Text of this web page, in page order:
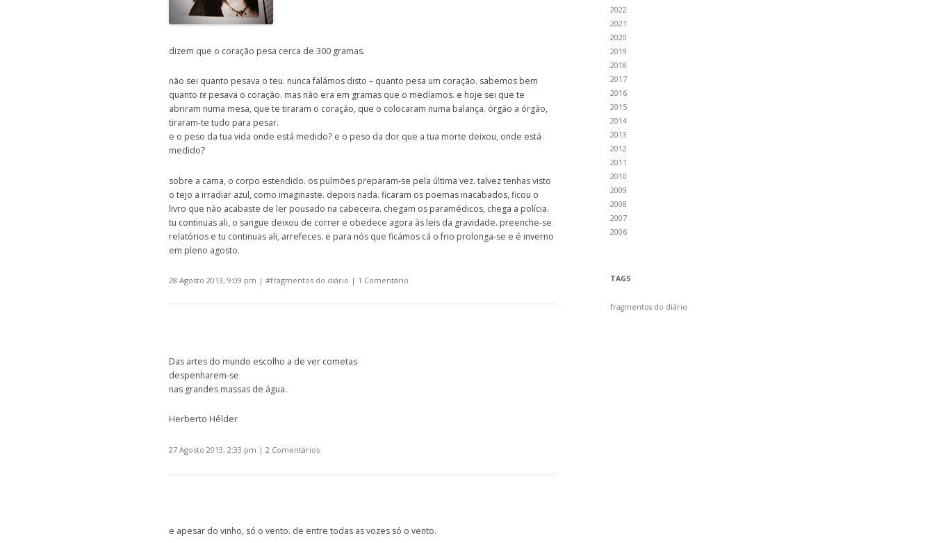
dizem que o coração pesa cerca de 300 gramas.
não sei quanto pesava o teu. nunca falámos disto – quanto pesa um coração. sabemos bem
quanto tepesava o coração. mas não era em gramas que o medíamos. e hoje sei que te
abriram numa mesa, que te tiraram o coração, que o colocaram numa balança. órgão a órgão,
tiraram-te tudo para pesar.
e o peso da tua vida onde está medido? e o peso da dor que a tua morte deixou, onde está
medido?
sobre a cama, o corpo estendido. os pulmões preparam-se pela última vez. talvez tenhas visto
o tejo a irradiar azul, como imaginaste. depois nada. ficaram os poemas inacabados, ficou o
livro que não acabaste de ler pousado na cabeceira. chegam os paramédicos, chega a polícia.
tu continuas ali, o sangue deixou de correr e obedece agora às leis da gravidade. preenche-se
relatórios e tu continuas ali, arrefeces. e para nós que ficámos cá o frio prolonga-se e é inverno
em pleno agosto.
28 Agosto 2013, 9:09 pm | #fragmentos do diário | 1 Comentário
Das artes do mundo escolho a de ver cometas
despenharem-se
nas grandes massas de água.
Herberto Hélder
27 Agosto 2013, 2:33 pm | 2 Comentários
e apesar do vinho, só o vento. de entre todas as vozes só o vento.
2022
2021
2020
2019
2018
2017
2016
2015
2014
2013
2012
2011
2010
2009
2008
2007
2006
TAGS
fragmentos do diário